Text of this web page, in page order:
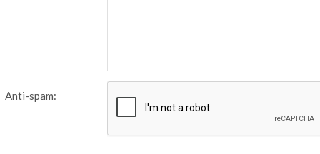
Anti-spam: